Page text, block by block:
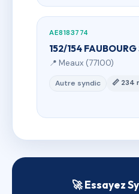
AE8183774
152/154
📍 Meaux (77100)
Autre syndic 📏 234
🚀 Essayez